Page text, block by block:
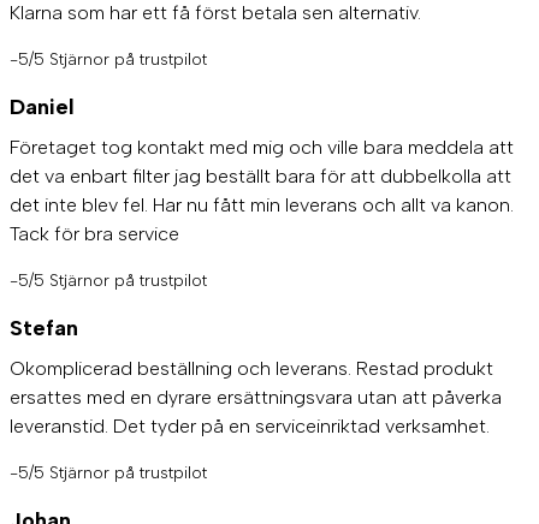
Klarna som har ett få först betala sen alternativ.
-5/5 Stjärnor på trustpilot
Daniel
Företaget tog kontakt med mig och ville bara meddela att
det va enbart filter jag beställt bara för att dubbelkolla att
det inte blev fel. Har nu fått min leverans och allt va kanon.
Tack för bra service
-5/5 Stjärnor på trustpilot
Stefan
Okomplicerad beställning och leverans. Restad produkt
ersattes med en dyrare ersättningsvara utan att påverka
leveranstid. Det tyder på en serviceinriktad verksamhet.
-5/5 Stjärnor på trustpilot